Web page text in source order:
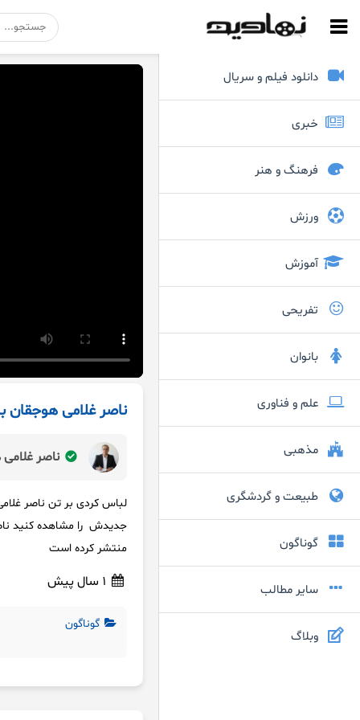
دانلود فیلم و سریال
خبری
فرهنگ و هنر
ورزش
آموزش
تفریحی
بانوان
علم و فناوری
مذهبی
طبیعت و گردشگری
گوناگون
سایر مطالب
وبلاگ
ناصر غلامی هوجقان
ناصر
لباس کردی بر تن ناصر
جدیدش را مشاهده کنید
منتشر کرده است
گوناگون